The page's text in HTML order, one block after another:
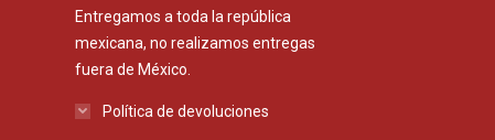
Entregamos a toda la república
mexicana, no realizamos entregas
fuera de México.
Política de devoluciones